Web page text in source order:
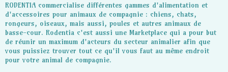
RODENTIA commercialise différentes gammes d'alimentation et
d'accessoires pour animaux de compagnie : chiens, chats,
rongeurs, oiseaux, mais aussi, poules et autres animaux de
basse-cour. Rodentia c'est aussi une Marketplace qui a pour but
de réunir un maximum d'acteurs du secteur animalier afin que
vous puissiez trouver tout ce qu'il vous faut au même endroit
pour votre animal de compagnie.